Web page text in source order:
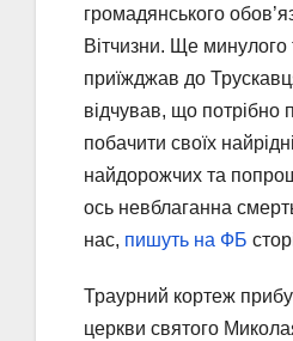
громадянського
Вітчизни. Ще минулого
приїжджав до
відчував, що потрібно
побачити своїх
найдорожчих та
ось невблаганна
нас, пишуть на ФБ
Траурний кортеж
церкви святого